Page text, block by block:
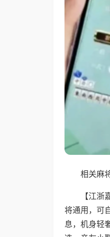
相关麻
【江
将通用，可
息，机身轻